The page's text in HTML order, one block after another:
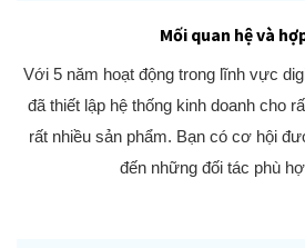
Mối quan hệ và
Với 5 năm hoạt động trong lĩnh vực
đã thiết lập hệ thống kinh doanh cho
rất nhiều sản phẩm. Bạn có cơ hội
đến những đối tác phù